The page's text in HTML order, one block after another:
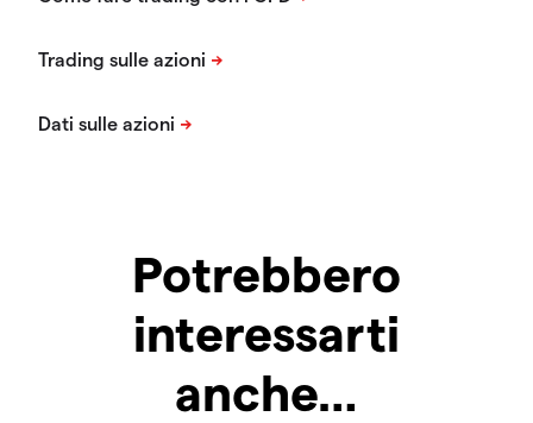
Potrebbero
interessarti
anche…